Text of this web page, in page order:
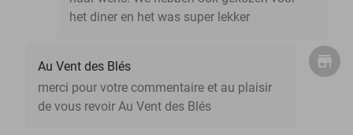
het diner en het was super lekker
Au Vent des Blés
merci pour votre commentaire et au plaisir
de vous revoir Au Vent des Blés